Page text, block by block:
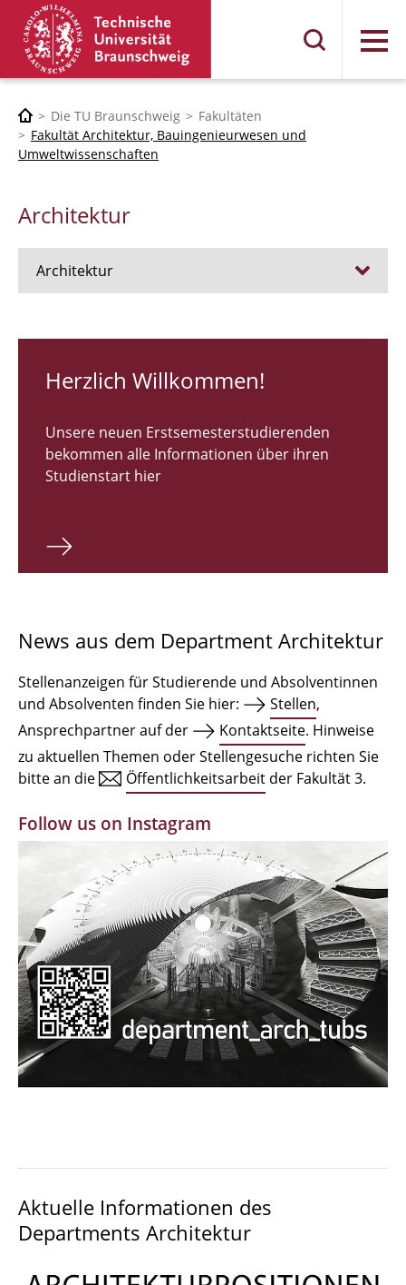
Menü
Die TU Braunschweig
Fakultäten
Fakultät Architektur, Bauingenieurwesen und
Umweltwissenschaften
Architektur
Architektur
RUNDGANG 26
Bachelor Architektur
Master Architektur
Qualifikationsprofil
Institute
Einrichtungen
Zeichensäle
MBW | Modellbauwerkstatt
Alumni | cloud club
Dokumente und Downloads
Herzlich Willkommen!
Unsere neuen Erstsemesterstudierenden
bekommen alle Informationen über ihren
Studienstart hier
News aus dem Department Architektur
Stellenanzeigen für Studierende und Absolventinnen
und Absolventen finden Sie hier:
Stellen,
Ansprechpartner auf der
Kontaktseite. Hinweise
zu aktuellen Themen oder Stellengesuche richten Sie
bitte an die
Öffentlichkeitsarbeit der Fakultät 3.
Follow us on Instagram
Aktuelle Informationen des
Departments Architektur